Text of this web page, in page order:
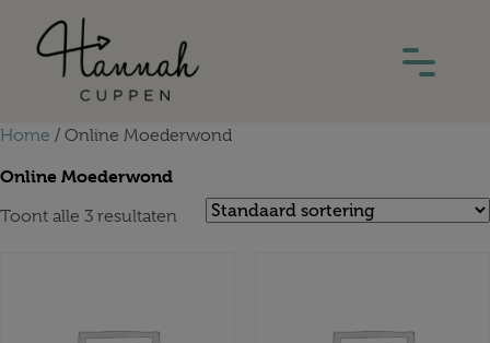
Home / Online Moederwond
Online Moederwond
Toont alle 3 resultaten